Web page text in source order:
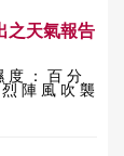
之天氣報告
度 ： 百 分
陣 風 吹 襲